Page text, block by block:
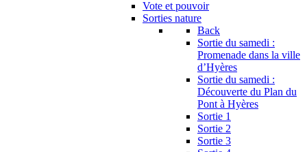
Vote et pouvoir
Sorties nature
Back
Sortie du samedi :
Promenade dans la ville
d’Hyères
Sortie du samedi :
Découverte du Plan du
Pont à Hyères
Sortie 1
Sortie 2
Sortie 3